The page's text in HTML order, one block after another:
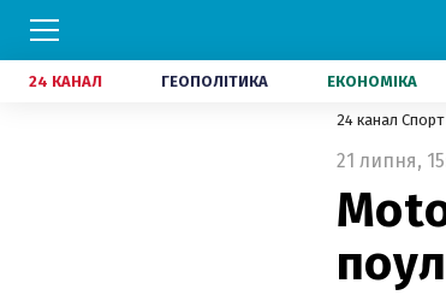
24 КАНАЛ ГЕОПОЛІТИКА ЕКОНОМІКА
24 канал Спорт
21 липня,